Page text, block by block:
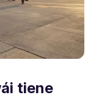
tiene